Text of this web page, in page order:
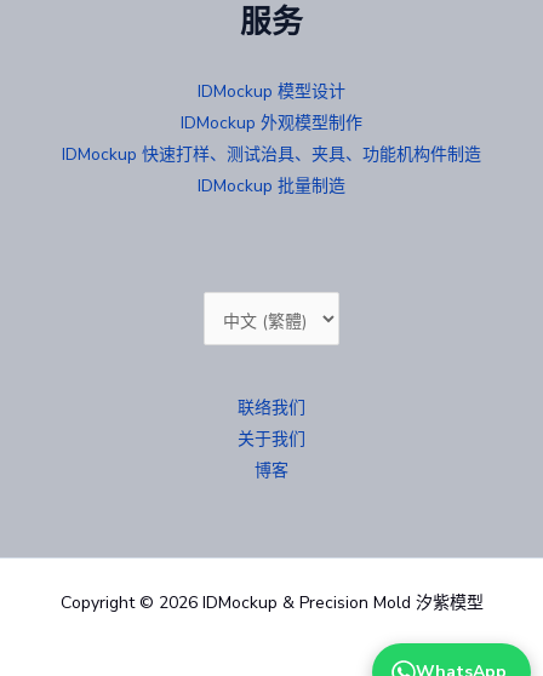
服务
IDMockup 模型设计
IDMockup 外观模型制作
IDMockup 快速打样、测试治具、夹具、功能机构件制造
IDMockup 批量制造
择
联络我们
关于我们
博客
Copyright © 2026 IDMockup & Precision Mold 汐紫模型